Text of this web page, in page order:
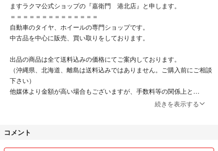
□商品をご購入後、装着不可や装着によるお車に対する損害等はお受け出
来ませんのでご理解の程お願い致します。
◆商品配送会社
□原則以外（沖縄県、北海道、九州、離島は送料込みではありません。ご
購入前にご相談下さい）
ますラクマ公式ショップの『嘉衛門 港北店』と申します。
＝＝＝＝＝＝＝＝＝＝＝＝＝＝
自動車のタイヤ、ホイールの専門ショップです。
中古品を中心に販売、買い取りをしております。
出品の商品は全て送料込みの価格にてご案内しております。
（沖縄県、北海道、離島は送料込みではありません。ご購入前にご相談
下さい）
他媒体より金額が高い場合もございますが、手数料等の関係上と
もあります。予めご了承下さい。
続きを表示する
コメント